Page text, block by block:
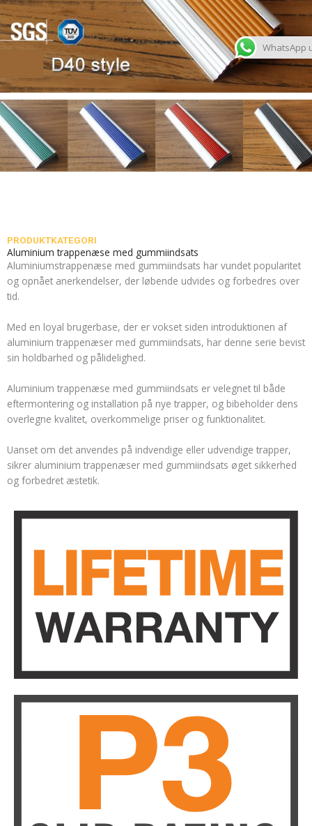
PRODUKTKATEGORI
Aluminium trappenæse med gummiindsats
Aluminiumstrappenæse med gummiindsats har vundet popularitet
og opnået anerkendelser, der løbende udvides og forbedres over
tid.
Med en loyal brugerbase, der er vokset siden introduktionen af
aluminium trappenæser med gummiindsats, har denne serie bevist
sin holdbarhed og pålidelighed.
Aluminium trappenæse med gummiindsats er velegnet til både
eftermontering og installation på nye trapper, og bibeholder dens
overlegne kvalitet, overkommelige priser og funktionalitet.
Uanset om det anvendes på indvendige eller udvendige trapper,
sikrer aluminium trappenæser med gummiindsats øget sikkerhed
og forbedret æstetik.
WhatsApp